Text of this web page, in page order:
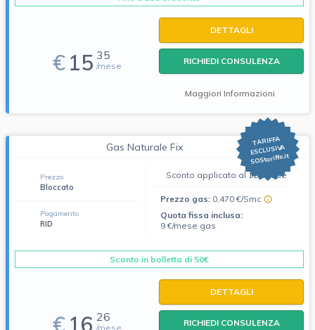
€15 35
/mese
DETTAGLI
RICHIEDI CONSULENZA
Maggiori Informazioni
Gas Naturale Fix
Prezzo
Bloccato
Pagamento
RID
Sconto applicato al 12° mese
Prezzo gas: 0,470 €/Smc
Quota fissa inclusa:
9 €/mese gas
Sconto in bolletta di 50€
€16 26
/mese
DETTAGLI
RICHIEDI CONSULENZA
TARIFFA
ESCLUSIVA
SOStariffe.it